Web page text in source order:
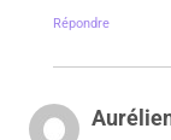
Répondre